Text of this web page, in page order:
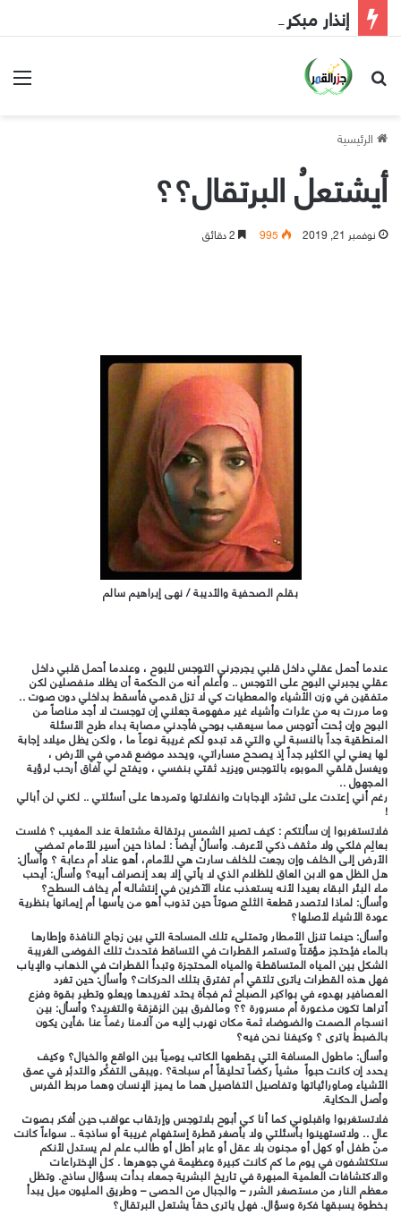
إنذار مبكر إلى الحكومة
بحث عن
الرئيسية
أيشتعلُ البرتقال؟؟
نوفمبر 21, 2019 995
بقلم الصحفية والأديبة / نهى إبراهيم سالم
عندما أحمل عقلي داخل قلبي يجرجرني التوجس للبوح ، وعندما أحمل قلبي داخل
عقلي يجبرني البوح على التوجس .. وأعلم أنه من الحكمة أن يظلا منفصلين لكن
متفقين في وزن الأشياء والمعطيات كي لا تزل قدمي فأسقط بداخلي دون صوت ..
وما مررت به من عثرات وأشياء غير مفهومة جعلني إن توجست لا أجد مناصاً من
البوح وإن بُحت أتوجس مما سيعقب بوحي فأجدني مصابة بداء طرح الأسئلة
المنطقية جداً بالنسبة لي والتي قد تبدو لكم غريبة نوعاً ما ، ولكن يظل ميلاد إجابة
لها يعني لي الكثير جداً إذ يصحح مساراتي، ويحدد موضع قدمي في الأرض ،
ويغسل قلقي الموبوء بالتوجس ويزيد ثقتي بنفسي ، ويفتح لي آفاق أرحب لرؤية
المجهول ..
رغم أني إعتدت على تشرّد الإجابات وانفلاتها وتمردها على أسئلتي .. لكني لن أبالي
!
فلاتستغربوا إن سألتكم : كيف تصير الشمس برتقالة مشتعلة عند المغيب ؟ فلست
بعالِم فلكي ولا مثقف ذكي لأعرف. وأسألُ أيضاً : لماذا حين أسير للأمام تمضي
الأرض إلى الخلف وإن رجعت للخلف سارت هي للأمام، أهو عناد أم دعابة ؟ وأسأل:
هل الظل هو الابن العاق للظلام الذي لا يأتي إلا بعد إنصراف أبيه؟ وأسأل: أيحب
ماء البئر البقاء بعيدا لأنه يستعذب عناء الآخرين في إنتشاله أم يخاف السطح؟
وأسأل: لماذا لاتصدر قطعة الثلج صوتاً حين تذوب أهو من يأسها أم إيمانها بنظرية
عودة الأشياء لأصلها؟
وأسأل: حينما تنزل الأمطار وتمتلىء تلك المساحة التي بين زجاج النافذة وإطارها
بالماء فيُحتجز مؤقتاً وتستمر القطرات في التساقط فتحدث تلك الفوضى الغريبة
الشكل بين المياه المتساقطة والمياه المحتجزة وتبدأ القطرات في الذهاب والإياب
فهل هذه القطرات ياترى تلتقي أم تفترق بتلك الحركات؟ وأسأل: حين تغرد
العصافير بهدوء في بواكير الصباح ثم فجأة يحتد تغريدها ويعلو وتطير بقوة وفزع
أتراها تكون مذعورة أم مسرورة ؟؟ ومالفرق بين الزقزقة والتغريد؟ وأسأل: بين
انسجام الصمت والضوضاء ثمة مكان نهرب إليه من آلامنا رغماً عنا ،فأين يكون
بالضبط ياترى ؟ وكيفنا نحن فيه؟
وأسأل: ماطول المسافة التي يقطعها الكاتب يومياً بين الواقع والخيال؟ وكيف
يحدد إن كانت حبواً مشياً ركضاً تحليقاً أم سباحة؟ .ويبقى التفكُر والتدبُر في عمق
الأشياء وماورائياتها وتفاصيل التفاصيل هما ما يميز الإنسان وهما مربط الفرس
وأصل الحكاية.
فلاتستغربوا واقبلوني كما أنا كي أبوح بلاتوجس وإرتقاب عواقب حين أفكر بصوت
عالٍ .. ولاتستهينوا بأسئلتي ولا بأصغر قطرة إستفهام غريبة أو ساذجة .. سواءاً كانت
من طفل أو كهل أو مجنون بلا عقل أو عابر أطل أو طالب علم لم يستدل لأنكم
ستكتشفون في يوم ما كم كانت كبيرة وعظيمة في جوهرها . كل الإختراعات
والاكتشافات العلمية المبهرة في تاريخ البشرية جمعاء بدأت بسؤال ساذج. وتظل
معظم النار من مستصغر الشرر – والجبال من الحصى – وطريق المليون ميل يبدأ
بخطوة يسبقها فكرة وسؤال. فهل ياترى حقاً يشتعل البرتقال؟